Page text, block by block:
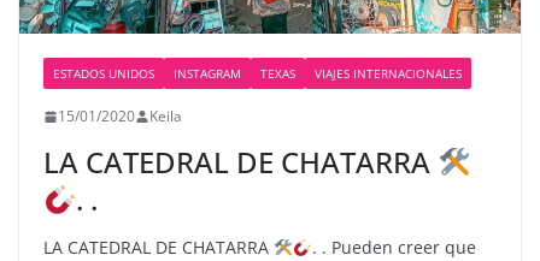
ESTADOS UNIDOS INSTAGRAM TEXAS VIAJES INTERNACIONALES
15/01/2020 Keila
LA CATEDRAL DE CHATARRA
. .
LA CATEDRAL DE CHATARRA
. . Pueden creer que